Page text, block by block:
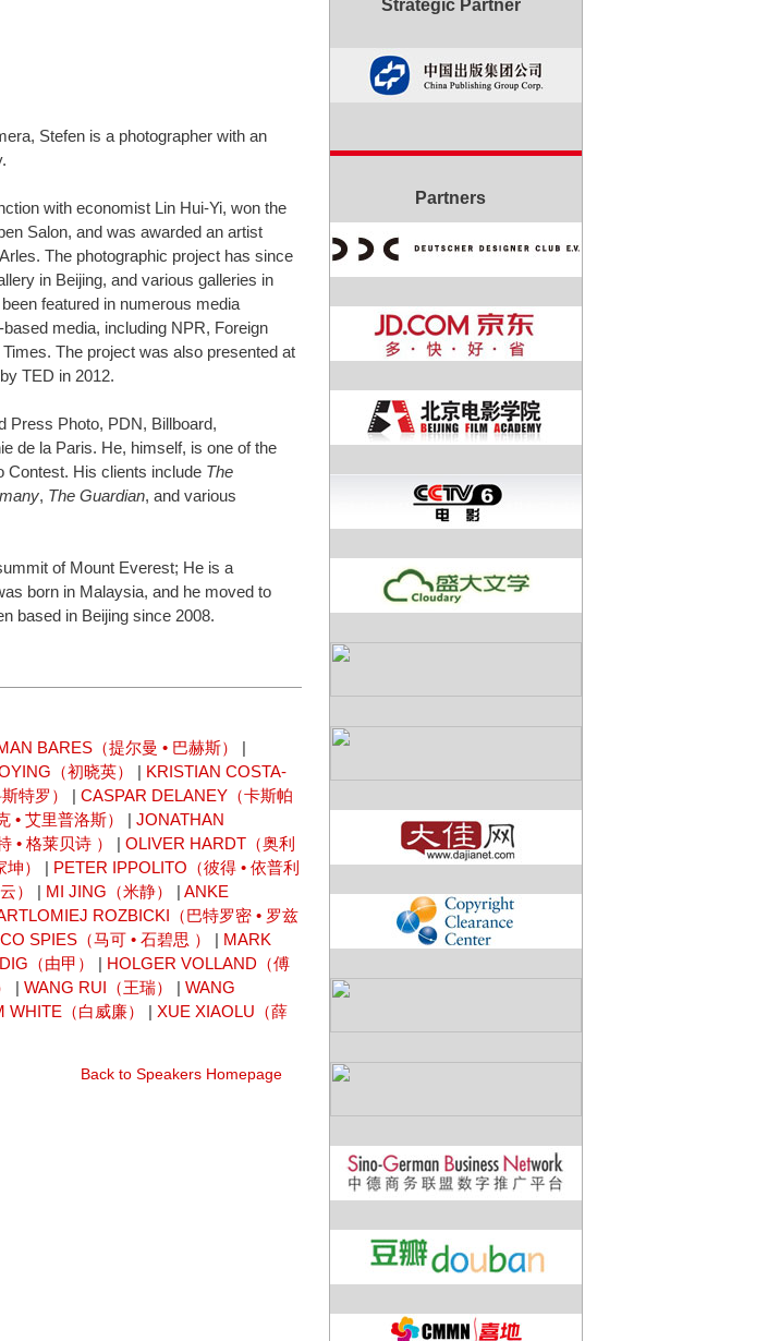
Stefen is a photographer with an
with economist Lin Hui-Yi, won the
Salon, and was awarded an artist
The photographic project has since
in Beijing, and various galleries in
featured in numerous media
media, including NPR, Foreign
The project was also presented at
TED in 2012.
Press Photo, PDN, Billboard,
de la Paris. He, himself, is one of the
Contest. His clients include The
, The Guardian, and various
of Mount Everest; He is a
born in Malaysia, and he moved to
based in Beijing since 2008.
BARES（提尔曼 • 巴赫斯）
|
（初晓英） | KRISTIAN COSTA-
特罗） | CASPAR DELANEY（卡斯帕
• 艾里普洛斯） | JONATHAN
• 格莱贝诗 ） | OLIVER HARDT（奥利
） | PETER IPPOLITO（彼得 • 依普利
） | MI JING（米静） | ANKE
ROZBICKI（巴特罗密 • 罗兹
SPIES（马可 • 石碧思 ） | MARK
（由甲） | HOLGER VOLLAND（傅
| WANG RUI（王瑞） | WANG
WHITE（白威廉） | XUE XIAOLU（薛
Back to Speakers Homepage
Strategic Partner
Partners